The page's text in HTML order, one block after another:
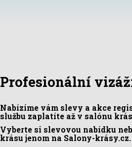
Profesionální
Nabízíme vám slevy a akce
službu zaplatíte až v salónu
Vyberte si slevovou nabídku
krásu jenom na Salony-krásy.cz.